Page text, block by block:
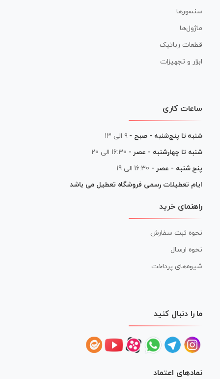
سنسورها
ماژول‌ها
قطعات رباتیک
ابزار و تجهیزات
ساعات کاری
شنبه تا پنج‌شنبه - صبح - ۹ الی ۱۳
شنبه تا چهارشنبه - عصر - 16:30 الی 20
پنج شنبه - عصر - 16:30 الی 19
ایام تعطیلات رسمی فروشگاه تعطیل می باشد
راهنمای خرید
نحوه ثبت سفارش
نحوه ارسال
شیوه‌های پرداخت
ما را دنبال کنید
نمادهای اعتماد